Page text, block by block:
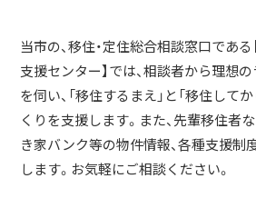
当市の、移住・定住総合相談窓口であ
支援センター】では、相談者から理想
を伺い、「移住するまえ」と「移住して
くりを支援します。また、先輩移住者な
き家バンク等の物件情報、各種支援制
します。お気軽にご相談ください。